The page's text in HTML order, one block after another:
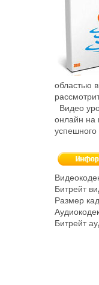
областью
Видео
онлайн на
успешного
Битрейт
Размер
Битрейт